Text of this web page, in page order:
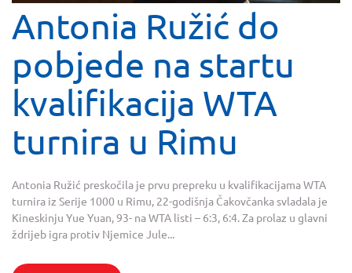
Antonia Ružić do
pobjede na startu
kvalifikacija WTA
turnira u Rimu
Antonia Ružić preskočila je prvu prepreku u kvalifikacijama WTA
turnira iz Serije 1000 u Rimu, 22-godišnja Čakovčanka svladala je
Kineskinju Yue Yuan, 93- na WTA listi – 6:3, 6:4. Za prolaz u glavni
ždrijeb igra protiv Njemice Jule...